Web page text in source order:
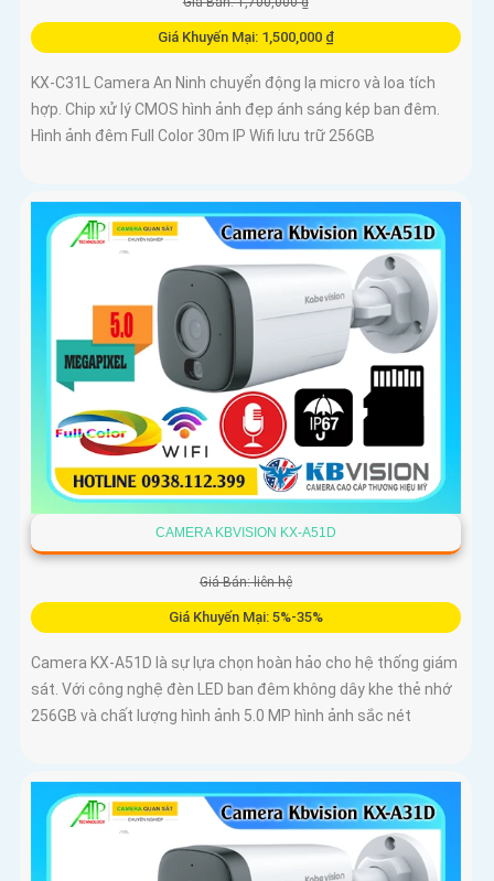
Giá Khuyến Mại: 1,500,000 ₫
KX-C31L Camera An Ninh chuyển động lạ micro và loa tích
hợp. Chip xử lý CMOS hình ảnh đẹp ánh sáng kép ban đêm.
Hình ảnh đêm Full Color 30m IP Wifi lưu trữ 256GB
CAMERA KBVISION KX-A51D
Giá Bán: liên hệ
Giá Khuyến Mại: 5%-35%
Camera KX-A51D là sự lựa chọn hoàn hảo cho hệ thống giám
sát. Với công nghệ đèn LED ban đêm không dây khe thẻ nhớ
256GB và chất lượng hình ảnh 5.0 MP hình ảnh sắc nét